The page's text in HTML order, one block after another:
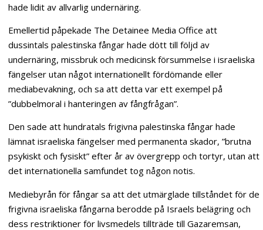
hade lidit av allvarlig undernäring.
Emellertid påpekade The Detainee Media Office att
dussintals palestinska fångar hade dött till följd av
undernäring, missbruk och medicinsk försummelse i israeliska
fängelser utan något internationellt fördömande eller
mediabevakning, och sa att detta var ett exempel på
”dubbelmoral i hanteringen av fångfrågan”.
Den sade att hundratals frigivna palestinska fångar hade
lämnat israeliska fängelser med permanenta skador, ”brutna
psykiskt och fysiskt” efter år av övergrepp och tortyr, utan att
det internationella samfundet tog någon notis.
Mediebyrån för fångar sa att det utmärglade tillståndet för de
frigivna israeliska fångarna berodde på Israels belägring och
dess restriktioner för livsmedels tillträde till Gazaremsan,